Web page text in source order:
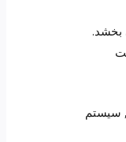
بخشد.
سیستم